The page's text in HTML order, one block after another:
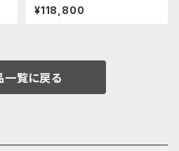
OARDS 『INVOLMENT』
9'6" THE COUSIN
¥118,800
一覧に戻る